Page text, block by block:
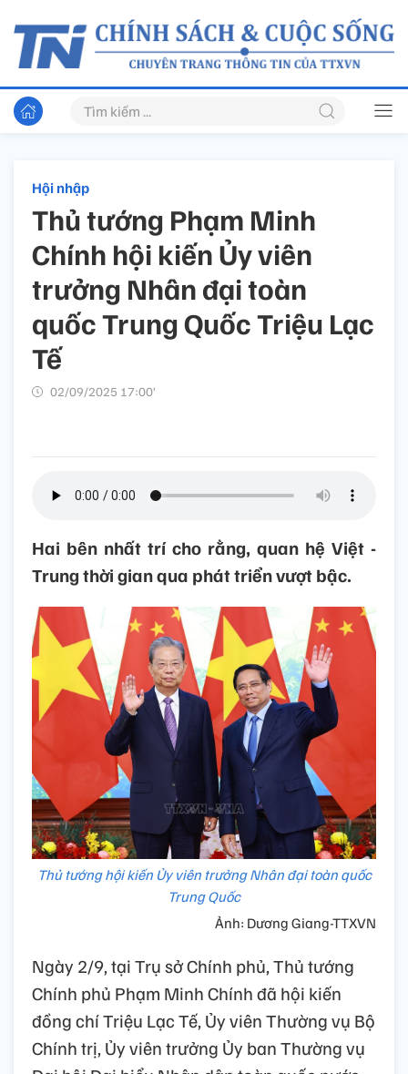
Hội nhập
Thủ tướng Phạm Minh
Chính hội kiến Ủy viên
trưởng Nhân đại toàn
quốc Trung Quốc Triệu Lạc
Tế
02/09/2025 17:00’
Hai bên nhất trí cho rằng, quan hệ Việt -
Trung thời gian qua phát triển vượt bậc.
Thủ tướng hội kiến Ủy viên trưởng Nhân đại toàn quốc
Trung Quốc
Ảnh: Dương Giang-TTXVN
Ngày 2/9, tại Trụ sở Chính phủ, Thủ tướng
Chính phủ Phạm Minh Chính đã hội kiến
đồng chí Triệu Lạc Tế, Ủy viên Thường vụ Bộ
Chính trị, Ủy viên trưởng Ủy ban Thường vụ